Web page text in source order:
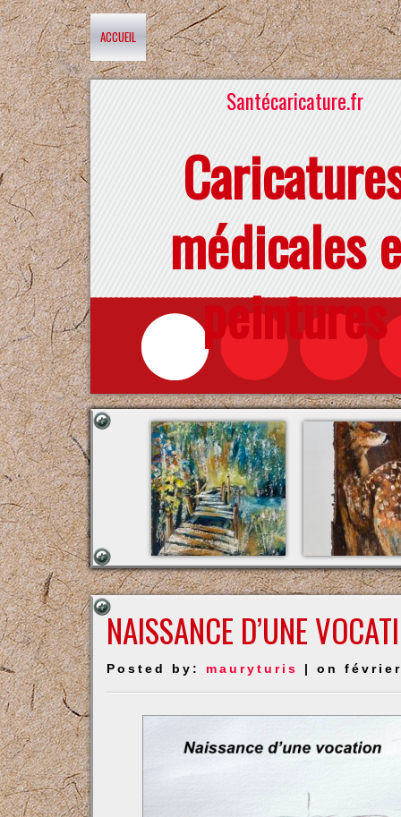
ACCUEIL
Santécaricature.fr
médicales
peintures
NAISSANCE D’UNE
Posted by: mauryturis | on